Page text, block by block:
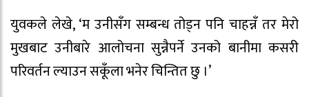
युवकले लेखे, ‘म उनीसँग सम्बन्ध तोड्न पनि चाहन्नँ तर मेरो
मुखबाट उनीबारे आलोचना सुन्नैपर्ने उनको बानीमा कसरी
परिवर्तन ल्याउन सकूँला भनेर चिन्तित छु ।’